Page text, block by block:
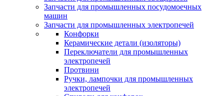
Запчасти для промышленных посудомоечных
машин
Запчасти для промышленных электропечей
Конфорки
Керамические детали (изоляторы)
Переключатели для промышленных
электропечей
Протвини
Ручки, лампочки для промышленных
электропечей